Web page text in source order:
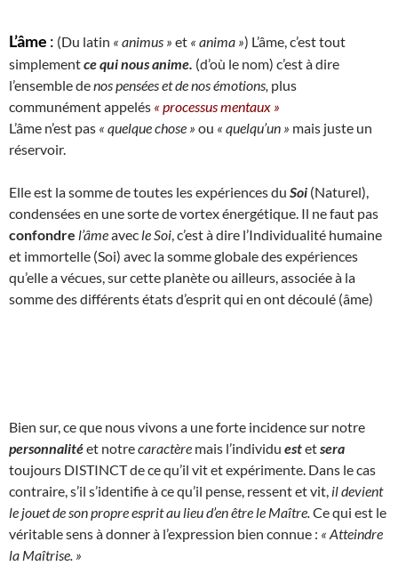
L’âme : (Du latin « animus » et « anima ») L’âme, c’est tout
simplementce qui nous anime. (d’où le nom) c’est à dire
l’ensemble denos pensées et de nos émotions, plus
communément appelés « processus mentaux »
L’âme n’est pas « quelque chose » ou « quelqu’un » mais juste un
réservoir.
Elle est la somme de toutes les expériences du Soi (Naturel),
condensées en une sorte de vortex énergétique. Il ne faut pas
confondre l’âmeavec le Soi , c’est à dire l’Individualité humaine
et immortelle (Soi) avec la somme globale des expériences
qu’elle a vécues, sur cette planète ou ailleurs, associée à la
somme des différents états d’esprit qui en ont découlé (âme)
Bien sur, ce que nous vivons a une forte incidence sur notre
personnalitéet notrecaractère mais l’individu estetsera
toujours DISTINCT de ce qu’il vit et expérimente. Dans le cas
contraire, s’il s’identifie à ce qu’il pense, ressent et vit, il devient
le jouet de son propre esprit au lieu d’en être le Maître. Ce qui est le
véritable sens à donner à l’expression bien connue : « Atteindre
la Maîtrise. »